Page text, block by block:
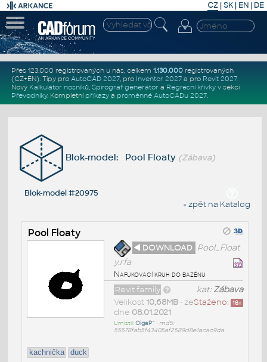
CZ | SK| EN | DE
Přes 123.000 registrovaných u nás, celkem 1.130.000registrovaných
(CZ+EN). Tipy pro AutoCAD 2027, pro Inventor 2027a pro Revit 2027.
Nový Kalkulátor nosníků, Spirograf generátor a Regresní křivkyv sekci
Převodníky. Kompletní příkazya proměnné AutoCADu 2027.
Blok-model: Pool Floaty (Zábava)
Blok-model #20975
« zpět na Katalog
Pool Floaty
◄ DOWNLOAD Pool_Float
y.rfa
Nafukovací kruh do bazénu
kat:Zábava
Revit family
Staženo: 18x
Velikost 10,68MB• ze
dne 08.01.2021
Umístil:OlgaP^ • md5:
55578fab5f43405af2589d8e1acac9da
kachnička duck